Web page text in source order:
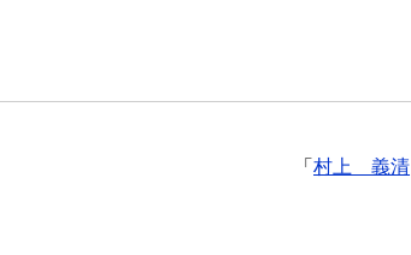
「 村上 義清